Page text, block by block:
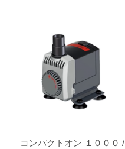
コンパクトオン １０００ /